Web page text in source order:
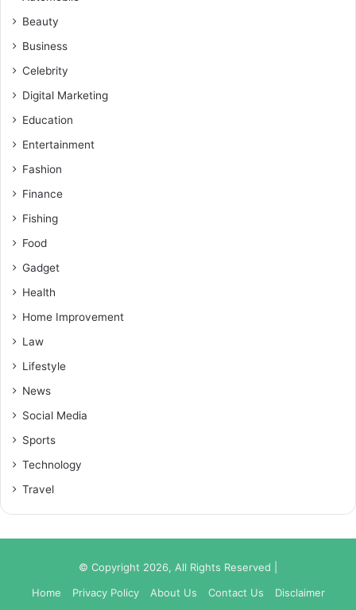
Beauty
Business
Celebrity
Digital Marketing
Education
Entertainment
Fashion
Finance
Fishing
Food
Gadget
Health
Home Improvement
Law
Lifestyle
News
Social Media
Sports
Technology
Travel
© Copyright 2026, All Rights Reserved |
Home
Privacy Policy About Us Contact Us Disclaimer